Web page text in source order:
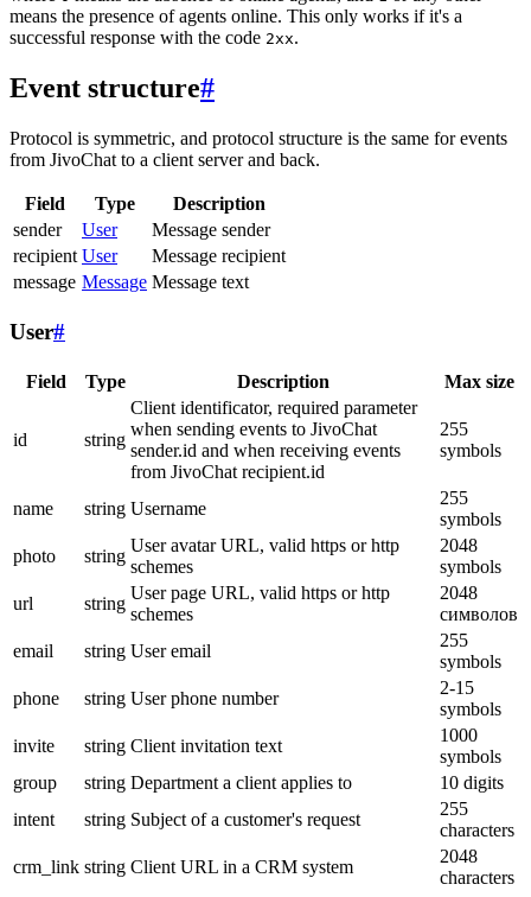
means the presence of agents online. This only works if it's a
successful response with the code 2xx.
Event structure#
Protocol is symmetric, and protocol structure is the same for events
from JivoChat to a client server and back.
Field Type
Description
sender
User
Message sender
recipient User
Message recipient
message Message Message text
User#
Field Type Description Max size
id string
Client identificator, required parameter
when sending events to JivoChat
sender.id and when receiving events
from JivoChat recipient.id
255
symbols
name string Username
255
symbols
photo
string
User avatar URL, valid https or http
schemes
2048
symbols
url
string
User page URL, valid https or http
schemes
2048
символов
email
string User email
255
symbols
phone
string User phone number
2-15
symbols
invite
string Client invitation text
1000
symbols
group
string Department a client applies to
10 digits
intent
string Subject of a customer's request
255
characters
crm_link string Client URL in a CRM system
2048
characters